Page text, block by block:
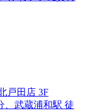
戸田店 3F
、武蔵浦和駅 徒